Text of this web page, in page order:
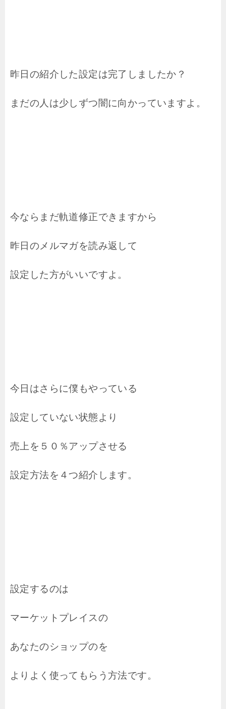
昨日の紹介した設定は完了しましたか？
まだの人は少しずつ闇に向かっていますよ。
今ならまだ軌道修正できますから
昨日のメルマガを読み返して
設定した方がいいですよ。
今日はさらに僕もやっている
設定していない状態より
売上を５０％アップさせる
設定方法を４つ紹介します。
設定するのは
マーケットプレイスの
あなたのショップのを
よりよく使ってもらう方法です。